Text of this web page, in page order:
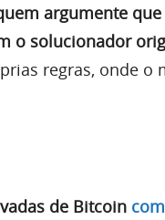
argumente que
o solucionador
regras, onde o
de Bitcoin